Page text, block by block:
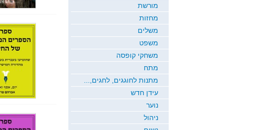
מורשת
מחזות
משלים
משפט
משחקי קופסה
מתח
מתנות לחוגגים, לחגים,...
עידן חדש
נוער
ניהול